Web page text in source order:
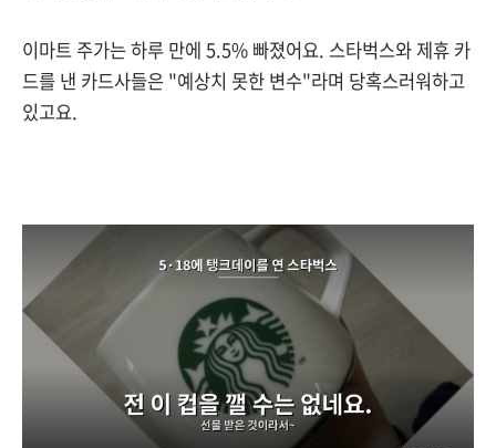
이마트 주가는 하루 만에 5.5% 빠졌어요. 스타벅스와 제휴 카
드를 낸 카드사들은 "예상치 못한 변수"라며 당혹스러워하고
있고요.